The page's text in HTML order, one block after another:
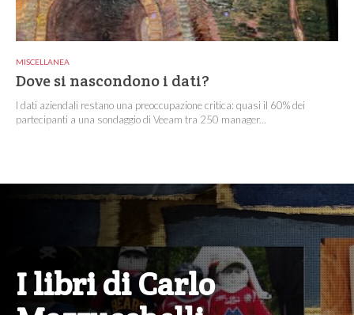
MISCELLANEA
Dove si nascondono i dati?
I dati aziendali restano una preoccupazione critica: quasi il 60% dei
partecipanti a una sondaggio di Veeam tra 250 manager...
I libri di Carlo